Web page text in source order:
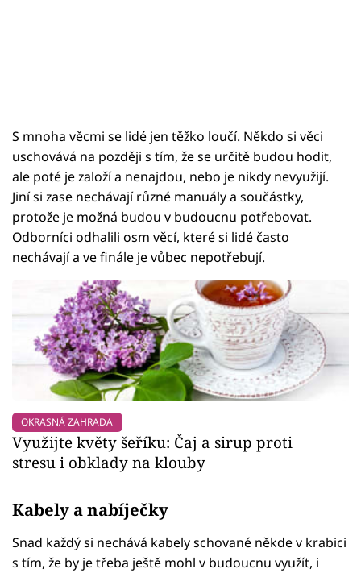
S mnoha věcmi se lidé jen těžko loučí. Někdo si věci
uschovává na později s tím, že se určitě budou hodit,
ale poté je založí a nenajdou, nebo je nikdy nevyužijí.
Jiní si zase nechávají různé manuály a součástky,
protože je možná budou v budoucnu potřebovat.
Odborníci odhalili osm věcí, které si lidé často
nechávají a ve finále je vůbec nepotřebují.
OKRASNÁ ZAHRADA
Využijte květy šeříku: Čaj a sirup proti
stresu i obklady na klouby
Kabely a nabíječky
Snad každý si nechává kabely schované někde v krabici
s tím, že by je třeba ještě mohl v budoucnu využít, i